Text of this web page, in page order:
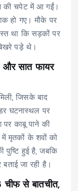
की चपेट में आ गईं।
हो गए। मौके पर
था कि सड़कों पर
पड़े थे।
और सात फायर
जिसके बाद
घटनास्थल पर
काबू पाने की
मृतकों के शवों को
पुष्टि हुई है, जबकि
जा रही है।
चीफ से बातचीत,